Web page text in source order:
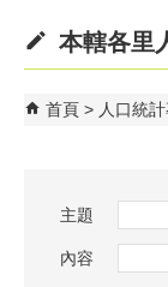
本轄各里
首頁 人口統
主題
內容